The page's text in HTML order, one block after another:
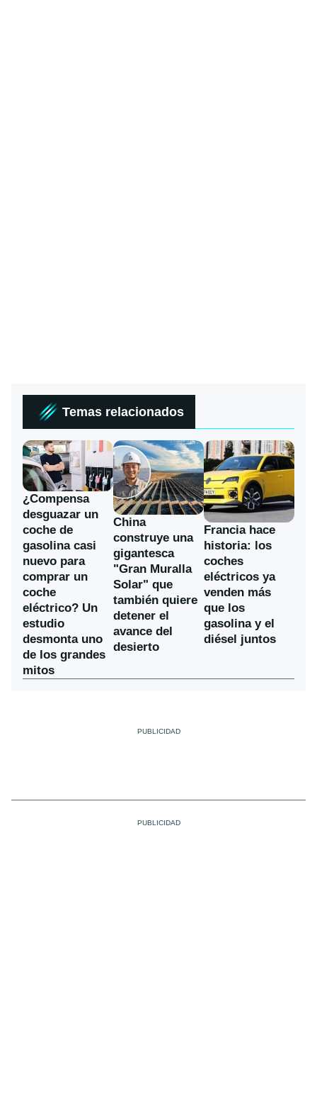
Temas relacionados
¿Compensa
desguazar un
coche de
gasolina casi
nuevo para
comprar un
coche
eléctrico? Un
estudio
desmonta uno
de los grandes
mitos
China
construye una
gigantesca
"Gran Muralla
Solar" que
también quiere
detener el
avance del
desierto
Francia hace
historia: los
coches
eléctricos ya
venden más
que los
gasolina y el
diésel juntos